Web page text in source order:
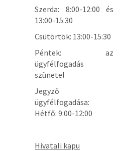
Szerda: 8:00-12:00 és
13:00-15:30
Csütörtök: 13:00-15:30
Péntek: az
ügyfélfogadás
szünetel
Jegyző
ügyfélfogadása:
Hétfő: 9:00-12:00
Hivatali kapu